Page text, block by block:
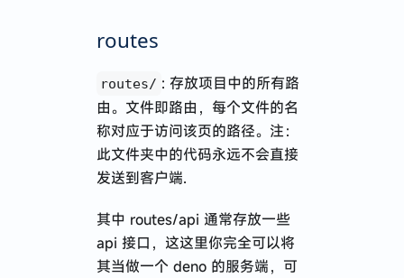
routes
routes/ : 存放项目中的所有路
由。文件即路由，每个文件的名
称对应于访问该页的路径。注：
此文件夹中的代码永远不会直接
发送到客户端.
其中 routes/api 通常存放一些
api 接口，这这里你完全可以将
其当做一个 deno 的服务端，可